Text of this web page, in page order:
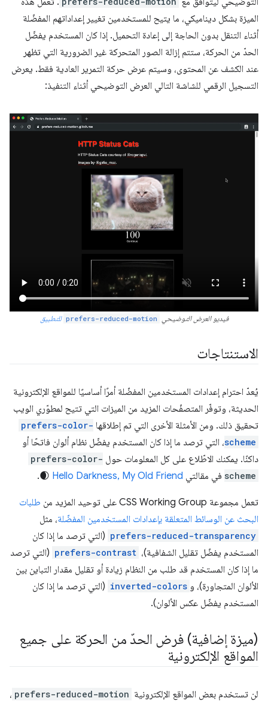
الميزة بشكل ديناميكي، ما يتيح للمستخدمين تغيير إعداداتهم المفضّلة
أثناء التنقل بدون الحاجة إلى إعادة التحميل. إذا كان المستخدم يفضّل
الحدّ من الحركة، ستتم إزالة الصور المتحركة غير الضرورية التي تظهر
عند الكشف عن المحتوى، وسيتم عرض حركة التمرير العادية فقط. يعرض
التسجيل الرقمي للشاشة التالي العرض التوضيحي أثناء التنفيذ:
فيديو العرض التوضيحي prefers-reduced-motion للتطبيق
الاستنتاجات
يُعدّ احترام إعدادات المستخدمين المفضّلة أمرًا أساسيًا للمواقع الإلكترونية
الحديثة، وتوفّر المتصفّحات المزيد من الميزات التي تتيح لمطوّري الويب
تحقيق ذلك. ومن الأمثلة الأخرى التي تم إطلاقها prefers-color-
scheme، التي ترصد ما إذا كان المستخدم يفضّل نظام ألوان فاتحًا أو
داكنًا. يمكنك الاطّلاع على كل المعلومات حول prefers-color-
scheme في مقالتي Hello Darkness, My Old Friend
🌒.
تعمل مجموعة CSS Working Group على توحيد المزيد من
طلبات
البحث عن الوسائط المتعلقة بإعدادات المستخدمين المفضّلة، مثل
prefers-reduced-transparency (التي ترصد ما إذا كان
المستخدم يفضّل تقليل الشفافية)، prefers-contrast (التي ترصد
ما إذا كان المستخدم قد طلب من النظام زيادة أو تقليل مقدار التباين بين
الألوان المتجاورة)، و inverted-colors (التي ترصد ما إذا كان
المستخدم يفضّل عكس الألوان).
(ميزة إضافية) فرض الحدّ من الحركة على جميع
المواقع الإلكترونية
لن تستخدم بعض المواقع الإلكترونية prefers-reduced-motion ،